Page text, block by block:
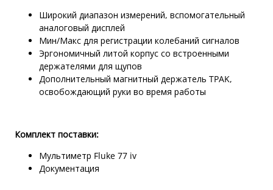
Широкий диапазон измерений, вспомогательный
аналоговый дисплей
Мин/Макс для регистрации колебаний сигналов
Эргономичный литой корпус со встроенными
держателями для щупов
Дополнительный магнитный держатель TPAK,
освобождающий руки во время работы
Комплект поставки:
Мультиметр Fluke 77 iv
Документация